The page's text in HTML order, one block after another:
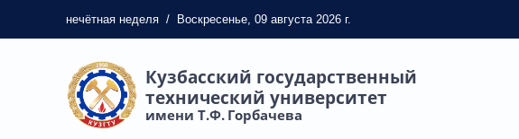
нечётная неделя / Воскресенье, 09 августа 2026 г.
Кузбасский государственный
технический университет
имени Т.Ф. Горбачева